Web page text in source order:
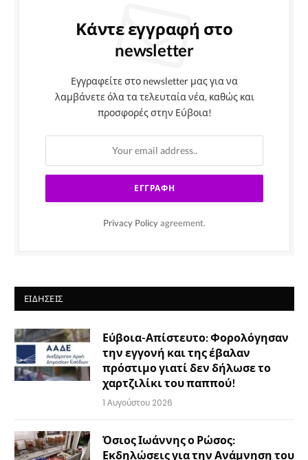
Κάντε εγγραφή στο
newsletter
Εγγραφείτε στο newsletter μας για να
λαμβάνετε όλα τα τελευταία νέα, καθώς και
προσφορές στην Εύβοια!
Privacy Policy agreement.
ΕΙΔΉΣΕΙΣ
Εύβοια-Απίστευτο: Φορολόγησαν
την εγγονή και της έβαλαν
πρόστιμο γιατί δεν δήλωσε το
χαρτζιλίκι του παππού!
1 Αυγούστου 2026
Όσιος Ιωάννης ο Ρώσος:
Εκδηλώσεις για την Ανάμνηση του